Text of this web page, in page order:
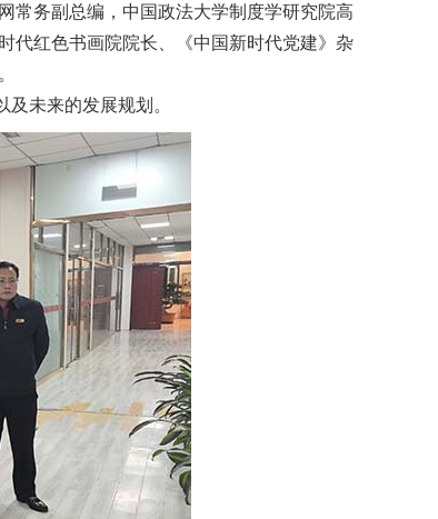
常务副总编，中国政法大学制度学研究院高
代红色书画院院长、《中国新时代党建》杂
未来的发展规划。